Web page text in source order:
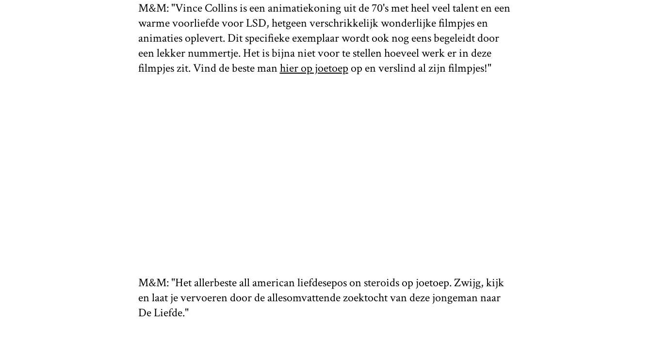
M&M: "Vince Collins is een animatiekoning uit de 70's met heel veel talent en een
warme voorliefde voor LSD, hetgeen verschrikkelijk wonderlijke filmpjes en
animaties oplevert. Dit specifieke exemplaar wordt ook nog eens begeleidt door
een lekker nummertje. Het is bijna niet voor te stellen hoeveel werk er in deze
filmpjes zit. Vind de beste manhier op joetoep op en verslind al zijn filmpjes!"
M&M: "Het allerbeste all american liefdesepos on steroids op joetoep. Zwijg, kijk
en laat je vervoeren door de allesomvattende zoektocht van deze jongeman naar
De Liefde."